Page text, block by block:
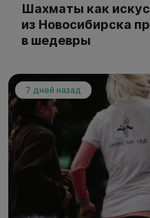
Шахматы как
из Новосибирска
в шедевры
7 дней назад